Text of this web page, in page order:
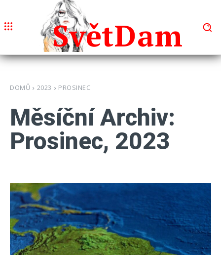
SvětDam
DOMŮ 2023 PROSINEC
Měsíční Archiv:
Prosinec, 2023